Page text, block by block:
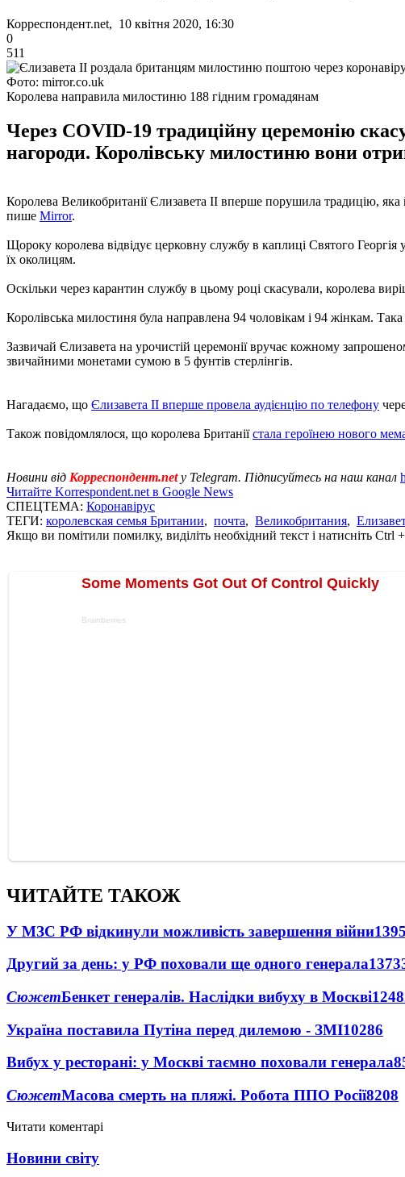
Корреспондент.net, 10 квітня 2020, 16:30
0
511
Фото: mirror.co.uk
Королева направила милостиню 188 гідним громадянам
Через COVID-19 традиційну церемонію
нагороди. Королівську милостиню вони
Королева Великобританії Єлизавета II вперше порушила традицію,
пише Mirror.
Щороку королева відвідує церковну службу в каплиці Святого
їх околицям.
Оскільки через карантин службу в цьому році скасували, королева
Королівська милостиня була направлена ​​94 чоловікам і 94 жінкам.
Зазвичай Єлизавета на урочистій церемонії вручає кожному
звичайними монетами сумою в 5 фунтів стерлінгів.
Нагадаємо, що Єлизавета II вперше провела аудієнцію по телефону
Також повідомлялося, що королева Британіїстала героїнею нового
Новини від Корреспондент.net у Telegram. Підписуйтесь на наш канал
Читайте Korrespondent.net в Google News
СПЕЦТЕМА: Коронавірус
ТЕГИ: королевская семья Британии, почта, Великобритания,
Якщо ви помітили помилку, виділіть необхідний текст і натисніть
ЧИТАЙТЕ ТАКОЖ
У МЗС РФ відкинули можливість завершення війни
Другий за день: у РФ поховали ще одного генерала
СюжетБенкет генералів. Наслідки вибуху в Москві
Україна поставила Путіна перед дилемою - ЗМІ10286
Вибух у ресторані: у Москві таємно поховали генерала
СюжетМасова смерть на пляжі. Робота ППО Росії8208
Читати коментарі
Новини світу